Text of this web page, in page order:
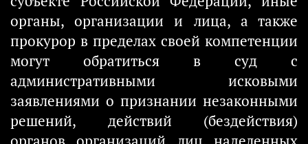
органы, организации и лица, а также
прокурор в пределах своей компетенции
могут обратиться в суд с
административными исковыми
заявлениями о признании незаконными
решений, действий (бездействия)